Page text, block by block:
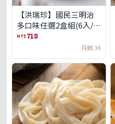
【洪瑞珍】國民三明治
多口味任選2盒組(6入/
盒)(免運)
NT$ 718
月銷 36